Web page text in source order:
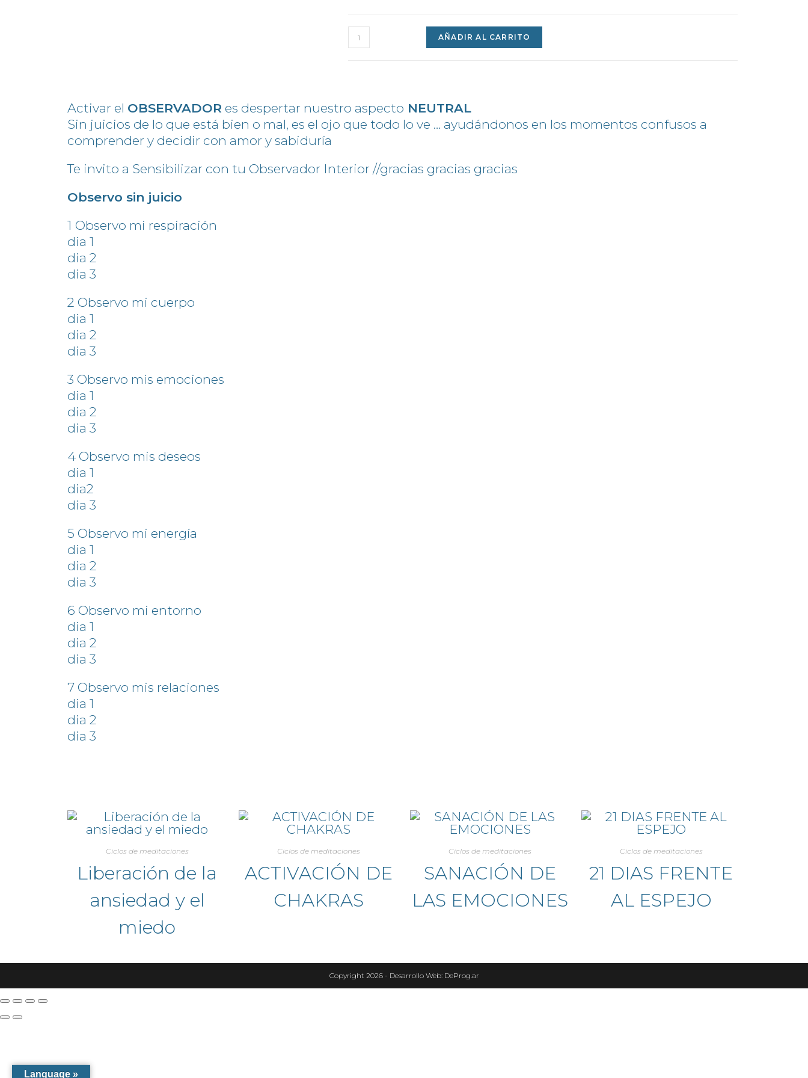
AÑADIR AL CARRITO
Activar el OBSERVADOR es despertar nuestro aspecto NEUTRAL
Sin juicios de lo que está bien o mal, es el ojo que todo lo ve … ayudándonos en los momentos confusos a
comprender y decidir con amor y sabiduría
Te invito a Sensibilizar con tu Observador Interior //gracias gracias gracias
Observo sin juicio
1 Observo mi respiración
dia 1
dia 2
dia 3
2 Observo mi cuerpo
dia 1
dia 2
dia 3
3 Observo mis emociones
dia 1
dia 2
dia 3
4 Observo mis deseos
dia 1
dia2
dia 3
5 Observo mi energía
dia 1
dia 2
dia 3
6 Observo mi entorno
dia 1
dia 2
dia 3
7 Observo mis relaciones
dia 1
dia 2
dia 3
Ciclos de meditaciones
Liberación de la
ansiedad y el
miedo
Ciclos de meditaciones
ACTIVACIÓN DE
CHAKRAS
Ciclos de meditaciones
SANACIÓN DE
LAS EMOCIONES
Ciclos de meditaciones
21 DIAS FRENTE
AL ESPEJO
Copyright 2026 - Desarrollo Web: DeProg.ar
Language »